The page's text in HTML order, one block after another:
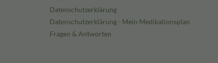
Datenschutzerklärung
Datenschutzerklärung - Mein Medikationsplan
Fragen & Antworten